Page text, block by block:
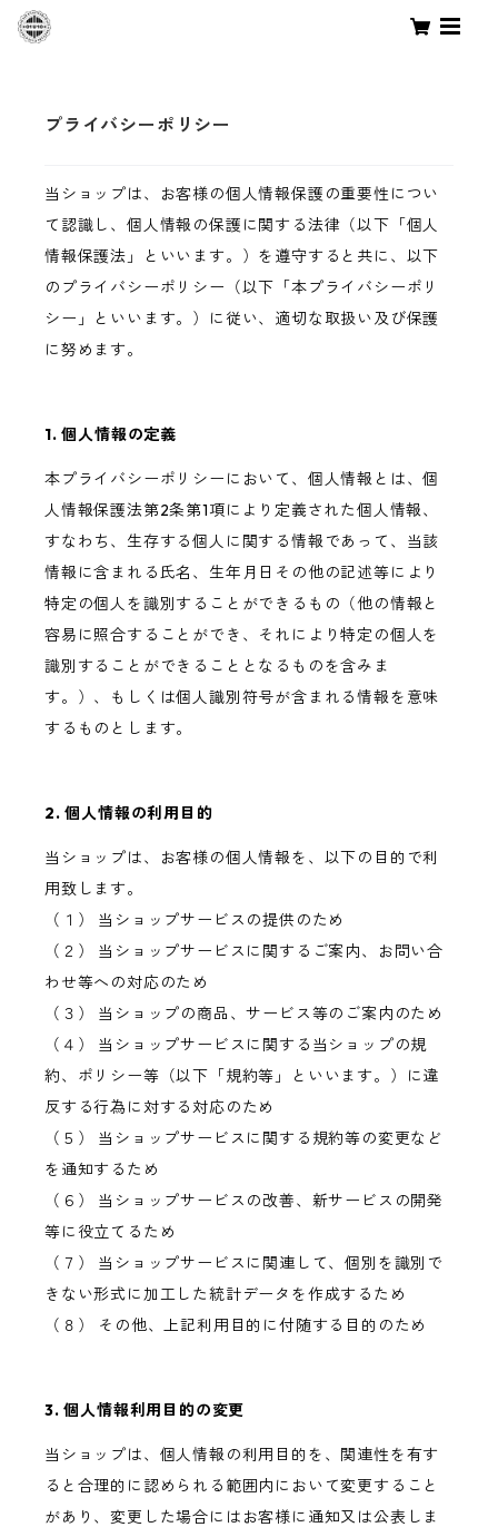
プライバシーポリシー
当ショップは、お客様の個人情報保護の重要性につい
て認識し、個人情報の保護に関する法律（以下「個人
情報保護法」といいます。）を遵守すると共に、以下
のプライバシーポリシー（以下「本プライバシーポリ
シー」といいます。）に従い、適切な取扱い及び保護
に努めます。
1. 個人情報の定義
本プライバシーポリシーにおいて、個人情報とは、個
人情報保護法第2条第1項により定義された個人情報、
すなわち、生存する個人に関する情報であって、当該
情報に含まれる氏名、生年月日その他の記述等により
特定の個人を識別することができるもの（他の情報と
容易に照合することができ、それにより特定の個人を
識別することができることとなるものを含みま
す。）、もしくは個人識別符号が含まれる情報を意味
するものとします。
2. 個人情報の利用目的
当ショップは、お客様の個人情報を、以下の目的で利
用致します。
（１） 当ショップサービスの提供のため
（２） 当ショップサービスに関するご案内、お問い合
わせ等への対応のため
（３） 当ショップの商品、サービス等のご案内のため
（４） 当ショップサービスに関する当ショップの規
約、ポリシー等（以下「規約等」といいます。）に違
反する行為に対する対応のため
（５） 当ショップサービスに関する規約等の変更など
を通知するため
（６） 当ショップサービスの改善、新サービスの開発
等に役立てるため
（７） 当ショップサービスに関連して、個別を識別で
きない形式に加工した統計データを作成するため
（８） その他、上記利用目的に付随する目的のため
3. 個人情報利用目的の変更
当ショップは、個人情報の利用目的を、関連性を有す
ると合理的に認められる範囲内において変更すること
があり、変更した場合にはお客様に通知又は公表しま